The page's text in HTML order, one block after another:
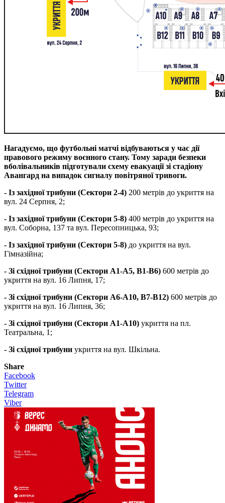
Нагадуємо, що футбольні матчі відбуваються у час дії
правового режиму воєнного стану. Тому заради безпеки
вболівальників підготували схему евакуації зі стадіону
Авангард на випадок сигналу повітряної тривоги.​​​​​​​
- Із західної трибуни (Сектори 2-4) 200 метрів до укриття на
вул. 24 Серпня, 2;
- Із західної трибуни (Сектори 5-8) 400 метрів до укриття на
вул. Соборна, 137 та вул. Пересопницька, 93;
- Із західної трибуни (Сектори 5-8) до укриття на вул.
Гімназійна;
- Зі східної трибуни (Сектори А1-А5, B1-B6) 600 метрів до
укриття на вул. 16 Липня, 17;
- Зі східної трибуни (Сектори А6-А10, B7-B12) 600 метрів до
укриття на вул. 16 Липня, 36;
- Зі східної трибуни (Сектори А1-А10) укриття на пл.
Театральна, 1;
- Зі східної трибуни укриття на вул. Шкільна.
Share
Facebook
Twitter
Telegram
Viber